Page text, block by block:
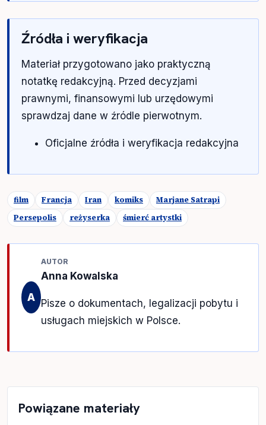
Źródła i weryfikacja
Materiał przygotowano jako praktyczną
notatkę redakcyjną. Przed decyzjami
prawnymi, finansowymi lub urzędowymi
sprawdzaj dane w źródle pierwotnym.
Oficjalne źródła i weryfikacja redakcyjna
film Francja Iran komiks
Marjane Satrapi
Persepolis
reżyserka śmierć artystki
A
AUTOR
Anna Kowalska
Pisze o dokumentach, legalizacji pobytu i
usługach miejskich w Polsce.
Powiązane materiały